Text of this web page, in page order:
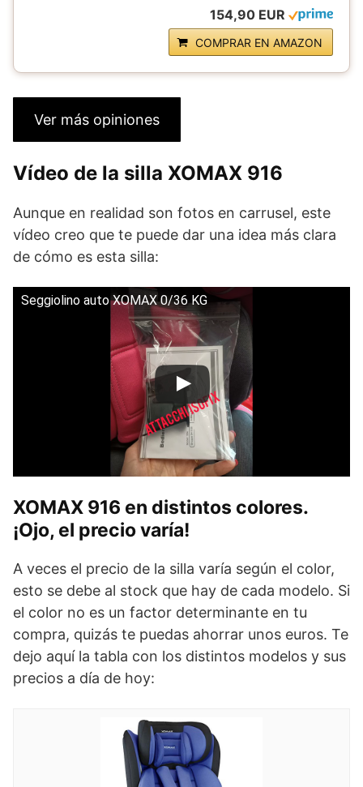
154,90 EUR
COMPRAR EN AMAZON
Ver más opiniones
Vídeo de la silla XOMAX 916
Aunque en realidad son fotos en carrusel, este
vídeo creo que te puede dar una idea más clara
de cómo es esta silla:
Seggiolino auto XOMAX 0/36 KG
XOMAX 916 en distintos colores.
¡Ojo, el precio varía!
A veces el precio de la silla varía según el color,
esto se debe al stock que hay de cada modelo. Si
el color no es un factor determinante en tu
compra, quizás te puedas ahorrar unos euros. Te
dejo aquí la tabla con los distintos modelos y sus
precios a día de hoy: